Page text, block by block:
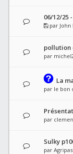
06/12/25
par John
pollution
par
La
par le bon
par
Sulky
par